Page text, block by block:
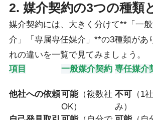
2. 媒介契約の3つの種類
媒介契約には、大きく分けて**「一
介」「専属専任媒介」**の3種類があ
れの違いを一覧で見てみましょう。
項目
一般媒介契約 専任媒介
他社への依頼可能（複数社
OK）
不可（1
み）